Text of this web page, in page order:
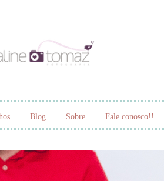
Blog Sobre Fale conosco!!